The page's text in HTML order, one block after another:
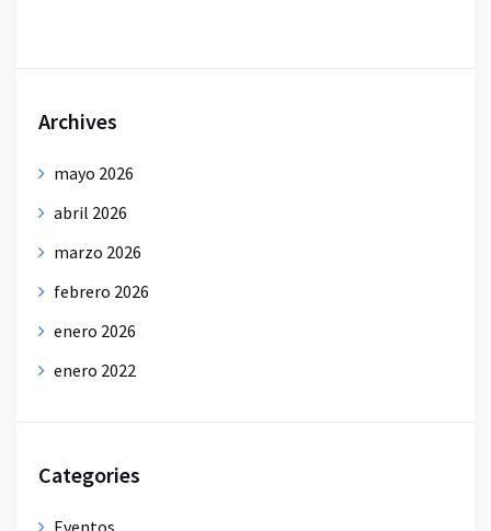
Archives
mayo 2026
abril 2026
marzo 2026
febrero 2026
enero 2026
enero 2022
Categories
Eventos